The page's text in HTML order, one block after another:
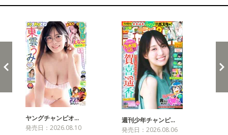
ヤングチャンピオ…
発売日：2026.08.10
週刊少年チャンピ…
発売日：2026.08.06